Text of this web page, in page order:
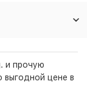
и прочую
выгодной цене в